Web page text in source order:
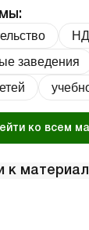
заведения
ко всем
к